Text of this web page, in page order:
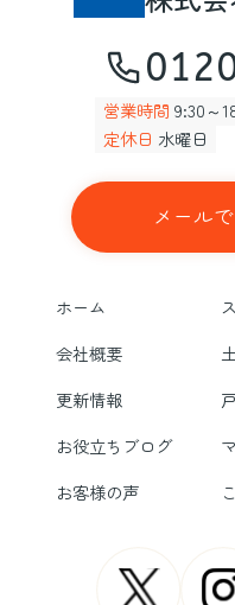
営業時間 9:30～
定休日 水曜日
メール
ホーム
会社概要
更新情報
お役立ちブログ
お客様の声